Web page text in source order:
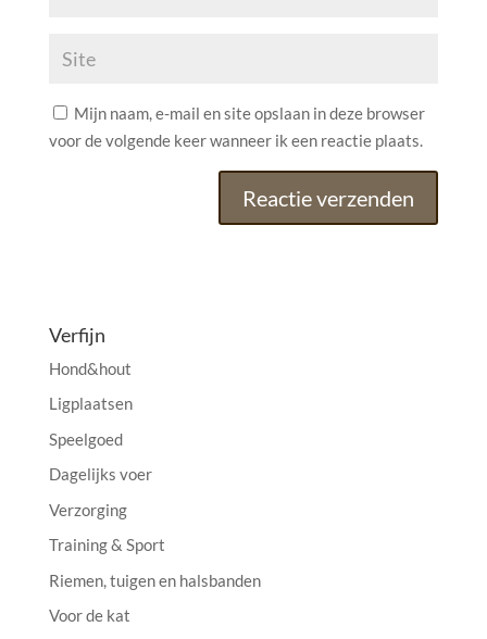
Mijn naam, e-mail en site opslaan in deze browser
voor de volgende keer wanneer ik een reactie plaats.
r
n
a
v
e
:
Verfijn
Hond&hout
Ligplaatsen
Speelgoed
Dagelijks voer
Verzorging
Training & Sport
Riemen, tuigen en halsbanden
Voor de kat